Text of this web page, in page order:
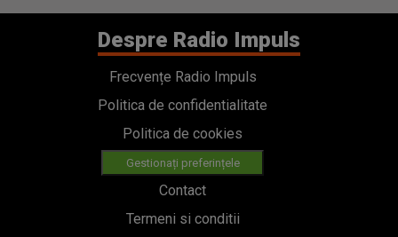
Despre Radio Impuls
Frecvențe Radio Impuls
Politica de confidentialitate
Politica de cookies
Gestionați preferințele
Contact
Termeni si conditii